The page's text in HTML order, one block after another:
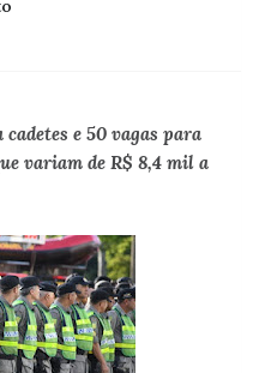
cadetes e 50 vagas para
variam de R$ 8,4 mil a